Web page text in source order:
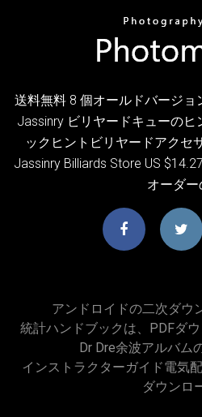
送料無料 8 個オールドバージョ
Jassinry ビリヤードキューのヒ
ックヒントビリヤードアクセ
Jassinry Billiards Store US
オーダー
アンドロイドの二次ダウ
統計ハンドブックは、PDFダ
Dr Dre余波アルバム
インストラクターガイド電気
ダウンロ